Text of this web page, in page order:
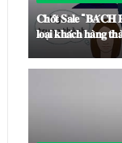
𝐂𝐡𝐨̂́𝐭 𝐒𝐚𝐥𝐞
𝐥𝐨𝐚̣𝐢 𝐤𝐡𝐚́𝐜𝐡 𝐡𝐚̀𝐧𝐠